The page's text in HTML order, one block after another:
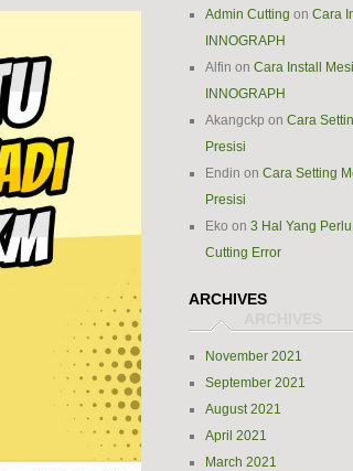
Admin Cutting on Cara
INNOGRAPH
Alfin on Cara Install
INNOGRAPH
Akangckp on Cara
Presisi
Endin on Cara Setting
Presisi
Eko on 3 Hal Yang
Cutting Error
ARCHIVES
November 2021
September 2021
August 2021
April 2021
March 2021